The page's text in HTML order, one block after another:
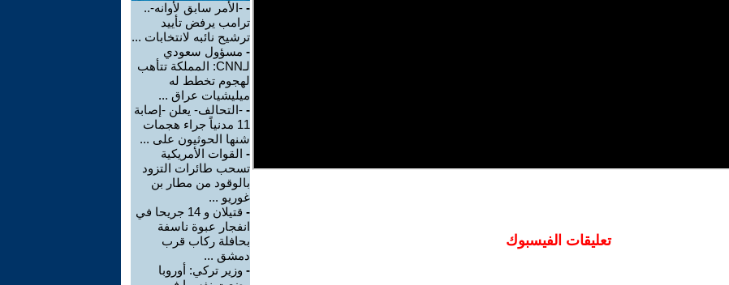
تعليقات الفيسبوك
- -الأمر سابق لأوانه-..
ترامب يرفض تأييد
ترشيح نائبه لانتخابات ...
- مسؤول سعودي
لـCNN: المملكة تتأهب
لهجوم تخطط له
ميليشيات عراق ...
- -التحالف- يعلن -إصابة
11 مدنياً جراء هجمات
شنها الحوثيون على ...
- القوات الأمريكية
تسحب طائرات التزود
بالوقود من مطار بن
غوريو ...
-
قتيلان و 14 جريحا في
انفجار عبوة ناسفة
بحافلة ركاب قرب
دمشق ...
- وزير تركي: أوروبا